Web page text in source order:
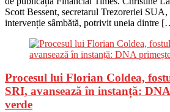
Scott Bessent, secretarul Trezoreriei SUA,
intervenție sâmbătă, potrivit uneia dintre
Procesul lui Florian Coldea,
SRI, avansează în instanță:
verde